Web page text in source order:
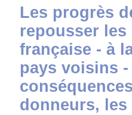
Les progrès
repousser
française - à
pays voisins
donneurs,